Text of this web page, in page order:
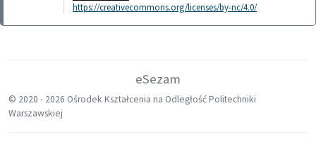
https://creativecommons.org/licenses/by-nc/4.0/
eSezam
© 2020 - 2026 Ośrodek Kształcenia na Odległość Politechniki
Warszawskiej